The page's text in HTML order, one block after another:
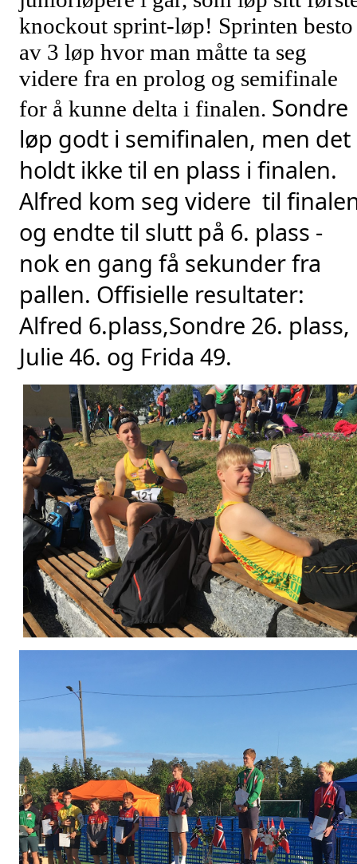
knockout sprint-løp! Sprinten besto
av 3 løp hvor man måtte ta seg
videre fra en prolog og semifinale
for å kunne delta i finalen. Sondre
løp godt i semifinalen, men det
holdt ikke til en plass i finalen.
Alfred kom seg videre  til
og endte til slutt på 6. plass -
nok en gang få sekunder fra
pallen. Offisielle resultater:
Alfred 6.plass,Sondre 26. plass,
Julie 46. og Frida 49.